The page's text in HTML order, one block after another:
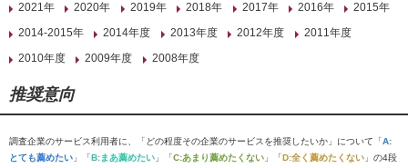
2021年
2020年 2019年 2018年 2017年 2016年
2015年
2014-2015年
2014年度 2013年度 2012年度
2011年度
2010年度
2009年度 2008年度
推奨意向
調査企業のサービス利用者に、「どの程度その企業のサービスを推奨したいか」について「A:
とても薦めたい 」「B:まあ薦めたい 」「C:あまり薦めたくない 」「D:全く薦めたくない 」の4段